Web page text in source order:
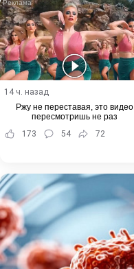
14 ч. назад
Ржу не переставая, это видео
пересмотришь не раз
173
54 72